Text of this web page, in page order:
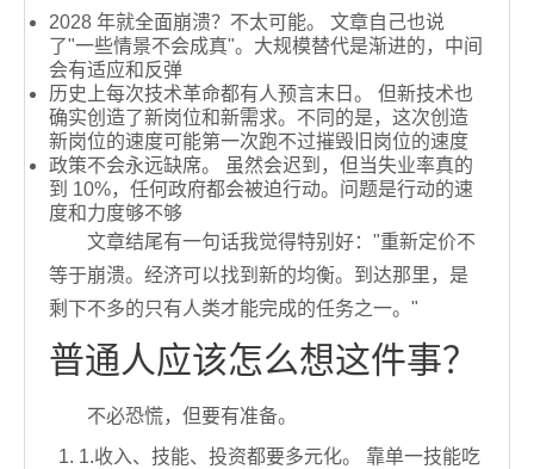
2028 年就全面崩溃？不太可能。 文章自己也说
了"一些情景不会成真"。大规模替代是渐进的，中间
会有适应和反弹
历史上每次技术革命都有人预言末日。 但新技术也
确实创造了新岗位和新需求。不同的是，这次创造
新岗位的速度可能第一次跑不过摧毁旧岗位的速度
政策不会永远缺席。 虽然会迟到，但当失业率真的
到 10%，任何政府都会被迫行动。问题是行动的速
度和力度够不够
文章结尾有一句话我觉得特别好："重新定价不
等于崩溃。经济可以找到新的均衡。到达那里，是
剩下不多的只有人类才能完成的任务之一。"
普通人应该怎么想这件事？
不必恐慌，但要有准备。
1.收入、技能、投资都要多元化。 靠单一技能吃